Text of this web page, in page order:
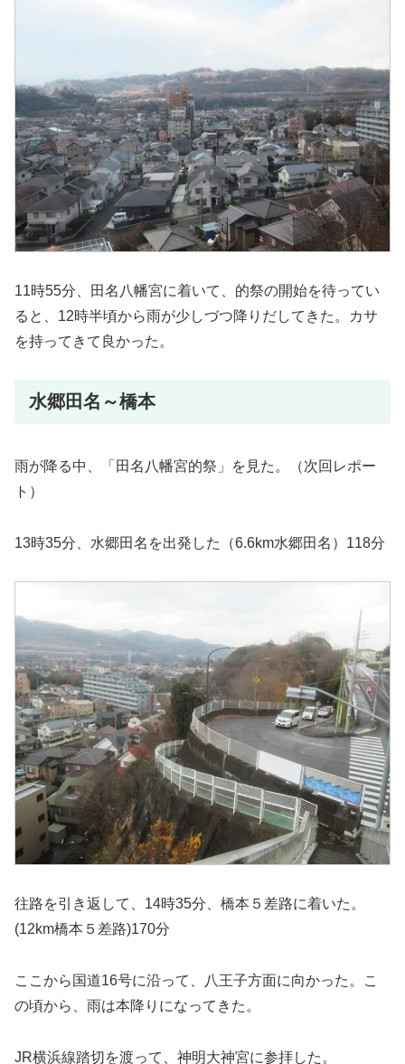
11時55分、田名八幡宮に着いて、的祭の開始を待ってい
ると、12時半頃から雨が少しづつ降りだしてきた。カサ
を持ってきて良かった。
水郷田名～橋本
雨が降る中、「田名八幡宮的祭」を見た。（次回レポー
ト）
13時35分、水郷田名を出発した（6.6km水郷田名）118分
往路を引き返して、14時35分、橋本５差路に着いた。
(12km橋本５差路)170分
ここから国道16号に沿って、八王子方面に向かった。こ
の頃から、雨は本降りになってきた。
JR横浜線踏切を渡って、神明大神宮に参拝した。